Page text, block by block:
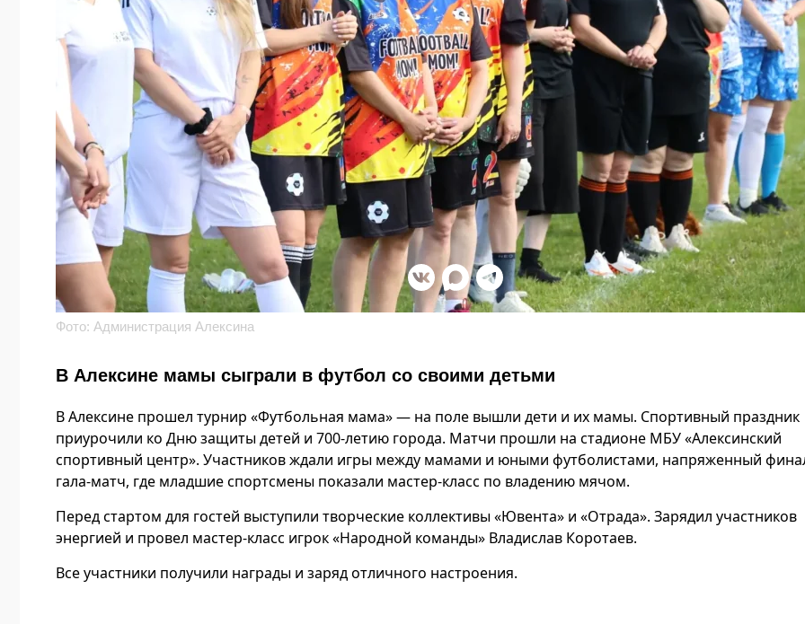
Фото: Администрация Алексина
В Алексине мамы сыграли в футбол со своими детьми
В Алексине прошел турнир «Футбольная мама» — на поле вышли дети и их мамы. Спортивный праздник
приурочили ко Дню защиты детей и 700-летию города. Матчи прошли на стадионе МБУ «Алексинский
спортивный центр». Участников ждали игры между мамами и юными футболистами, напряженный
гала-матч, где младшие спортсмены показали мастер-класс по владению мячом.
Перед стартом для гостей выступили творческие коллективы «Ювента» и «Отрада». Зарядил участников
энергией и провел мастер-класс игрок «Народной команды» Владислав Коротаев.
Все участники получили награды и заряд отличного настроения.